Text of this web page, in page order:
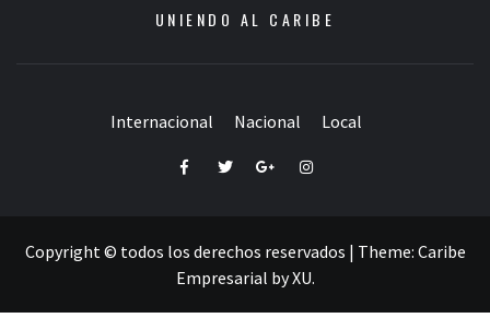
UNIENDO AL CARIBE
Internacional Nacional Local
FacebookTwitterGoogle+Instagram
Copyright © todos los derechos reservados | Theme: Caribe
Empresarial byXU.